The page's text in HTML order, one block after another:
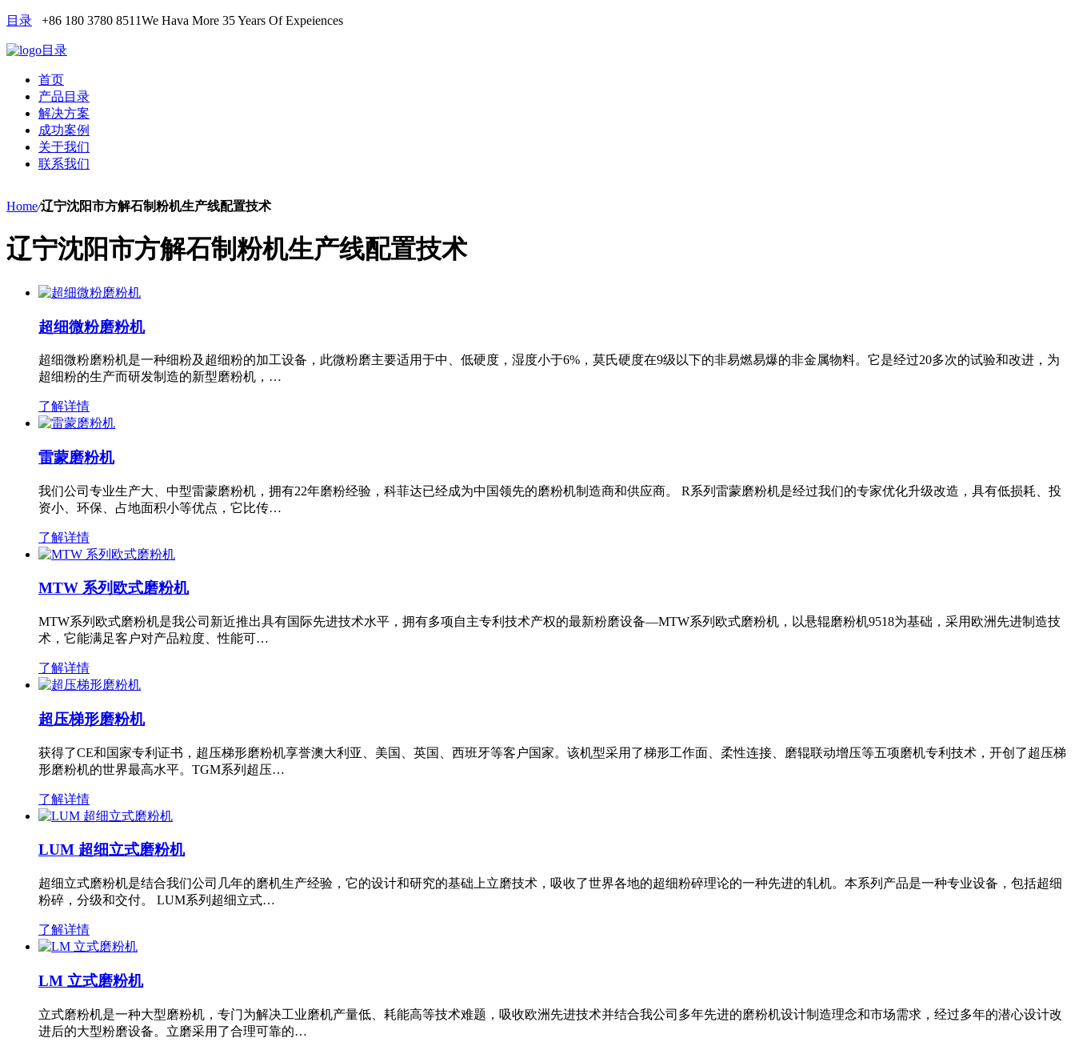
目录 +86 180 3780 8511We Hava More 35 Years Of Expeiences
目录
首页
产品目录
解决方案
成功案例
关于我们
联系我们
Home/辽宁沈阳市方解石制粉机生产线配置技术
辽宁沈阳市方解石制粉机生产线配置技术
超细微粉磨粉机
超细微粉磨粉机是一种细粉及超细粉的加工设备，此微粉磨主要适用于中、低硬度，湿度小于6%，莫氏硬度在9级以下的非易燃易爆的非金属物料。它是经过20多次的试验和改进，为
超细粉的生产而研发制造的新型磨粉机，…
了解详情
雷蒙磨粉机
我们公司专业生产大、中型雷蒙磨粉机，拥有22年磨粉经验，科菲达已经成为中国领先的磨粉机制造商和供应商。 R系列雷蒙磨粉机是经过我们的专家优化升级改造，具有低损耗、投
资小、环保、占地面积小等优点，它比传…
了解详情
MTW 系列欧式磨粉机
MTW系列欧式磨粉机是我公司新近推出具有国际先进技术水平，拥有多项自主专利技术产权的最新粉磨设备—MTW系列欧式磨粉机，以悬辊磨粉机9518为基础，采用欧洲先进制造技
术，它能满足客户对产品粒度、性能可…
了解详情
超压梯形磨粉机
获得了CE和国家专利证书，超压梯形磨粉机享誉澳大利亚、美国、英国、西班牙等客户国家。该机型采用了梯形工作面、柔性连接、磨辊联动增压等五项磨机专利技术，开创了超压梯
形磨粉机的世界最高水平。TGM系列超压…
了解详情
LUM 超细立式磨粉机
超细立式磨粉机是结合我们公司几年的磨机生产经验，它的设计和研究的基础上立磨技术，吸收了世界各地的超细粉碎理论的一种先进的轧机。本系列产品是一种专业设备，包括超细
粉碎，分级和交付。 LUM系列超细立式…
了解详情
LM 立式磨粉机
立式磨粉机是一种大型磨粉机，专门为解决工业磨机产量低、耗能高等技术难题，吸收欧洲先进技术并结合我公司多年先进的磨粉机设计制造理念和市场需求，经过多年的潜心设计改
进后的大型粉磨设备。立磨采用了合理可靠的…